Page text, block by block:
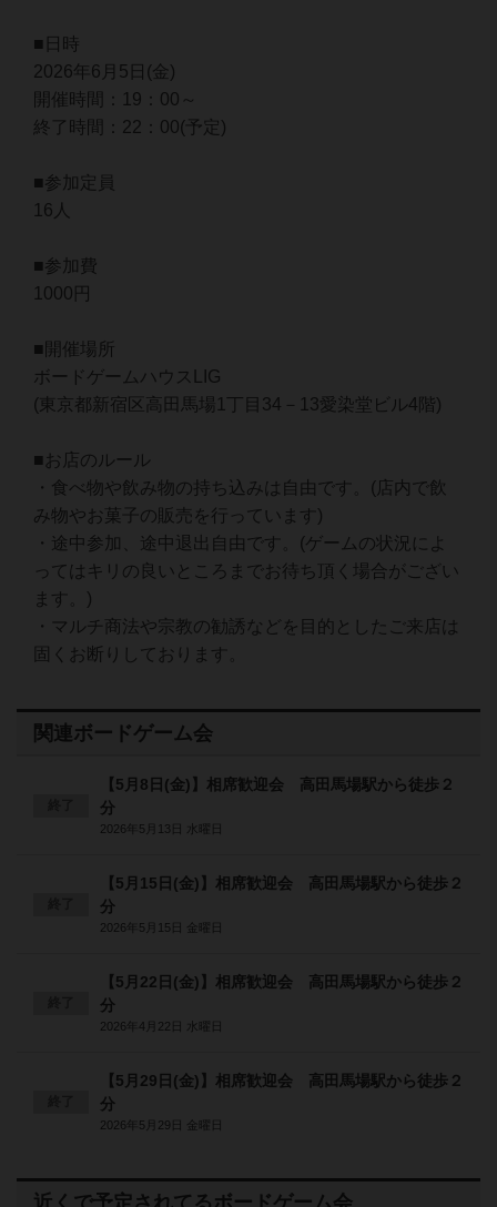
■日時
2026年6月5日(金)
開催時間：19：00～
終了時間：22：00(予定)
■参加定員
16人
■参加費
1000円
■開催場所
ボードゲームハウスLIG
(東京都新宿区高田馬場1丁目34－13愛染堂ビル4階)
■お店のルール
・食べ物や飲み物の持ち込みは自由です。(店内で飲
み物やお菓子の販売を行っています)
・途中参加、途中退出自由です。(ゲームの状況によ
ってはキリの良いところまでお待ち頂く場合がござい
ます。)
・マルチ商法や宗教の勧誘などを目的としたご来店は
固くお断りしております。
関連ボードゲーム会
【5月8日(金)】相席歓迎会 高田馬場駅から徒歩２
分
2026年5月13日 水曜日
【5月15日(金)】相席歓迎会 高田馬場駅から徒歩２
分
2026年5月15日 金曜日
【5月22日(金)】相席歓迎会 高田馬場駅から徒歩２
分
2026年4月22日 水曜日
【5月29日(金)】相席歓迎会 高田馬場駅から徒歩２
分
2026年5月29日 金曜日
近くで予定されてるボードゲーム会